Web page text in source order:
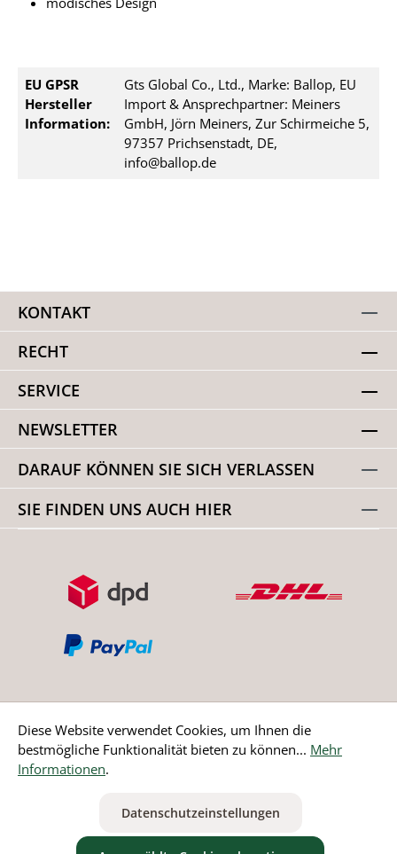
EU GPSR
Hersteller
Information:
Gts Global Co., Ltd., Marke: Ballop, EU
Import & Ansprechpartner: Meiners
GmbH, Jörn Meiners, Zur Schirmeiche 5,
97357 Prichsenstadt, DE,
info@ballop.de
KONTAKT
RECHT
SERVICE
NEWSLETTER
DARAUF KÖNNEN SIE SICH VERLASSEN
SIE FINDEN UNS AUCH HIER
Bestellung widerrufen
ausgenommen Nicht EU-Länder
Diese Website verwendet Cookies, um Ihnen die
bestmögliche Funktionalität bieten zu können... Mehr
Informationen.
Datenschutzeinstellungen